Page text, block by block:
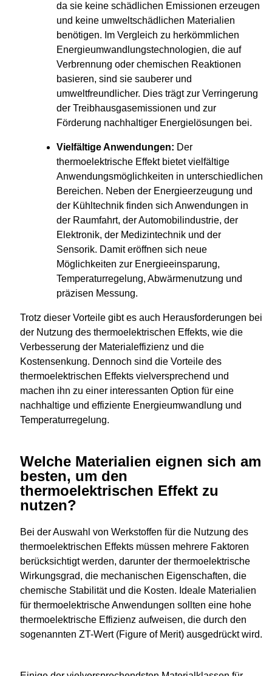
da sie keine schädlichen Emissionen erzeugen
und keine umweltschädlichen Materialien
benötigen. Im Vergleich zu herkömmlichen
Energieumwandlungstechnologien, die auf
Verbrennung oder chemischen Reaktionen
basieren, sind sie sauberer und
umweltfreundlicher. Dies trägt zur Verringerung
der Treibhausgasemissionen und zur
Förderung nachhaltiger Energielösungen bei.
Vielfältige Anwendungen: Der
thermoelektrische Effekt bietet vielfältige
Anwendungsmöglichkeiten in unterschiedlichen
Bereichen. Neben der Energieerzeugung und
der Kühltechnik finden sich Anwendungen in
der Raumfahrt, der Automobilindustrie, der
Elektronik, der Medizintechnik und der
Sensorik. Damit eröffnen sich neue
Möglichkeiten zur Energieeinsparung,
Temperaturregelung, Abwärmenutzung und
präzisen Messung.
Trotz dieser Vorteile gibt es auch Herausforderungen bei
der Nutzung des thermoelektrischen Effekts, wie die
Verbesserung der Materialeffizienz und die
Kostensenkung. Dennoch sind die Vorteile des
thermoelektrischen Effekts vielversprechend und
machen ihn zu einer interessanten Option für eine
nachhaltige und effiziente Energieumwandlung und
Temperaturregelung.
Welche Materialien eignen sich am
besten, um den
thermoelektrischen Effekt zu
nutzen?
Bei der Auswahl von Werkstoffen für die Nutzung des
thermoelektrischen Effekts müssen mehrere Faktoren
berücksichtigt werden, darunter der thermoelektrische
Wirkungsgrad, die mechanischen Eigenschaften, die
chemische Stabilität und die Kosten. Ideale Materialien
für thermoelektrische Anwendungen sollten eine hohe
thermoelektrische Effizienz aufweisen, die durch den
sogenannten ZT-Wert (Figure of Merit) ausgedrückt wird.